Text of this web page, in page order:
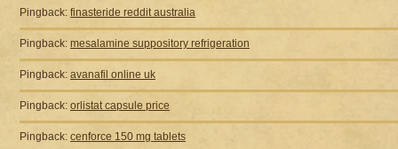
Pingback: finasteride reddit australia
Pingback: mesalamine suppository refrigeration
Pingback: avanafil online uk
Pingback: orlistat capsule price
Pingback: cenforce 150 mg tablets